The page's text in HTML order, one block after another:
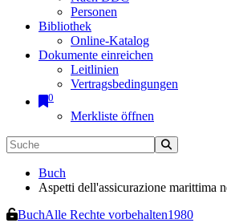
Personen
Bibliothek
Online-Katalog
Dokumente einreichen
Leitlinien
Vertragsbedingungen
0
Merkliste öffnen
Buch
Aspetti dell'assicurazione marittima
BuchAlle Rechte vorbehalten1980